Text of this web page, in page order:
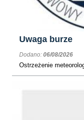
Uwaga burze
Dodano: 06/08/2026
Ostrzeżenie